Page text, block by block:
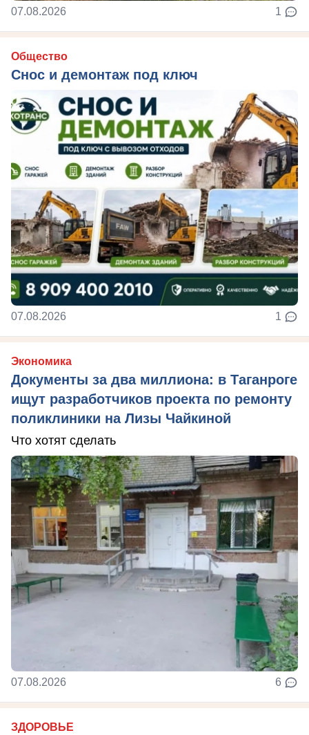
07.08.2026 1
Общество
Снос и демонтаж под ключ
07.08.2026 1
Экономика
Документы за два миллиона: в Таганроге
ищут разработчиков проекта по ремонту
поликлиники на Лизы Чайкиной
Что хотят сделать
07.08.2026 6
ЗДОРОВЬЕ